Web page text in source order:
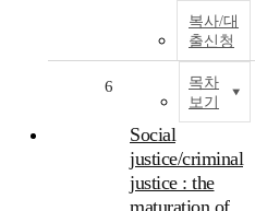
복사/대
출신청
목차
보기
6
Social
justice/criminal
justice : the